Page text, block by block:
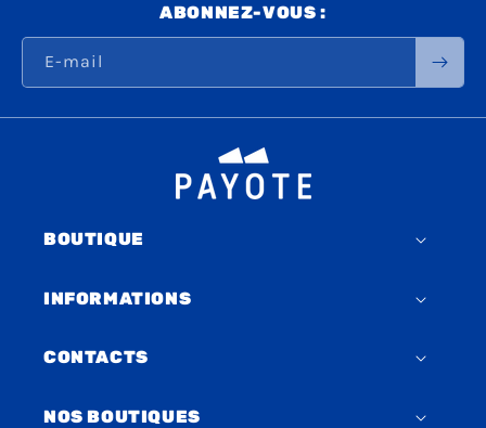
ABONNEZ-VOUS :
E-mail
BOUTIQUE
INFORMATIONS
CONTACTS
NOS BOUTIQUES